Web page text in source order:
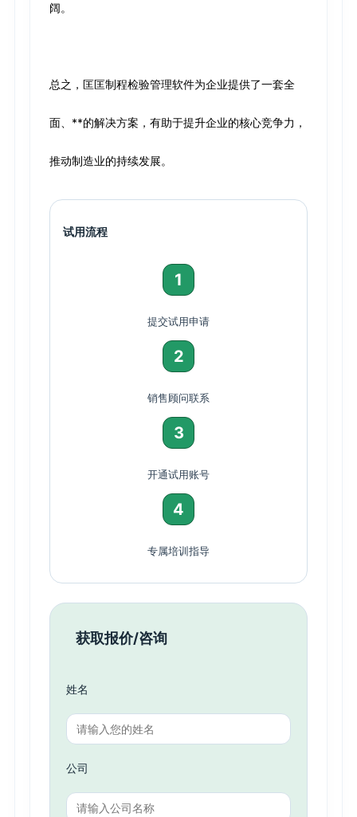
阔。
总之，匡匡制程检验管理软件为企业提供了一套全
面、**的解决方案，有助于提升企业的核心竞争力，
推动制造业的持续发展。
试用流程
1
提交试用申请
2
销售顾问联系
3
开通试用账号
4
专属培训指导
获取报价/咨询
姓名
公司